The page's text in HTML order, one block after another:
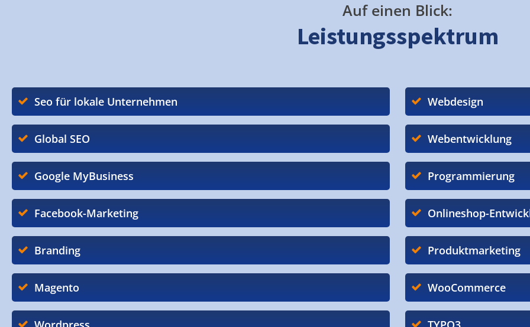
Auf einen Blick:
Leistungsspektrum
Seo für lokale Unternehmen
Global SEO
Google MyBusiness
Facebook-Marketing
Branding
Magento
Webdesign
Webentwicklung
Programmierung
Onlineshop-
Produktmarketing
WooCommerce